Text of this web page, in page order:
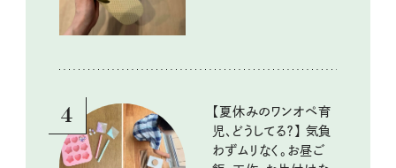
4
【夏休みのワンオペ育
児、どうしてる？】 気負
わずムリなく。お昼ご